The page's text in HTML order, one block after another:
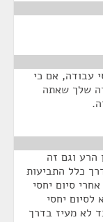
עבודה, אם כי
שלך שאתה
הרע וגם זה
כלל התביעות
סיום יחסי
יחסי
לא מעיז בדרך